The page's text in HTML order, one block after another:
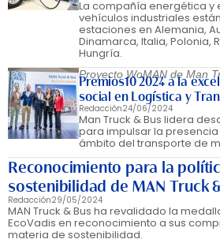
La compañía energética y
vehículos industriales
estaciones en Alemania,
Dinamarca, Italia, Polonia,
Hungría.
Proyecto WoMAN de Man
Premios10 2024 a la
social en Logística y
Redacción24/06/2024
Man Truck & Bus lidera
para impulsar la
ámbito del transporte de
Reconocimiento para la
sostenibilidad de MAN Truck
Redacción29/05/2024
MAN Truck & Bus ha revalidado la
EcoVadis en reconocimiento a sus
materia de sostenibilidad.